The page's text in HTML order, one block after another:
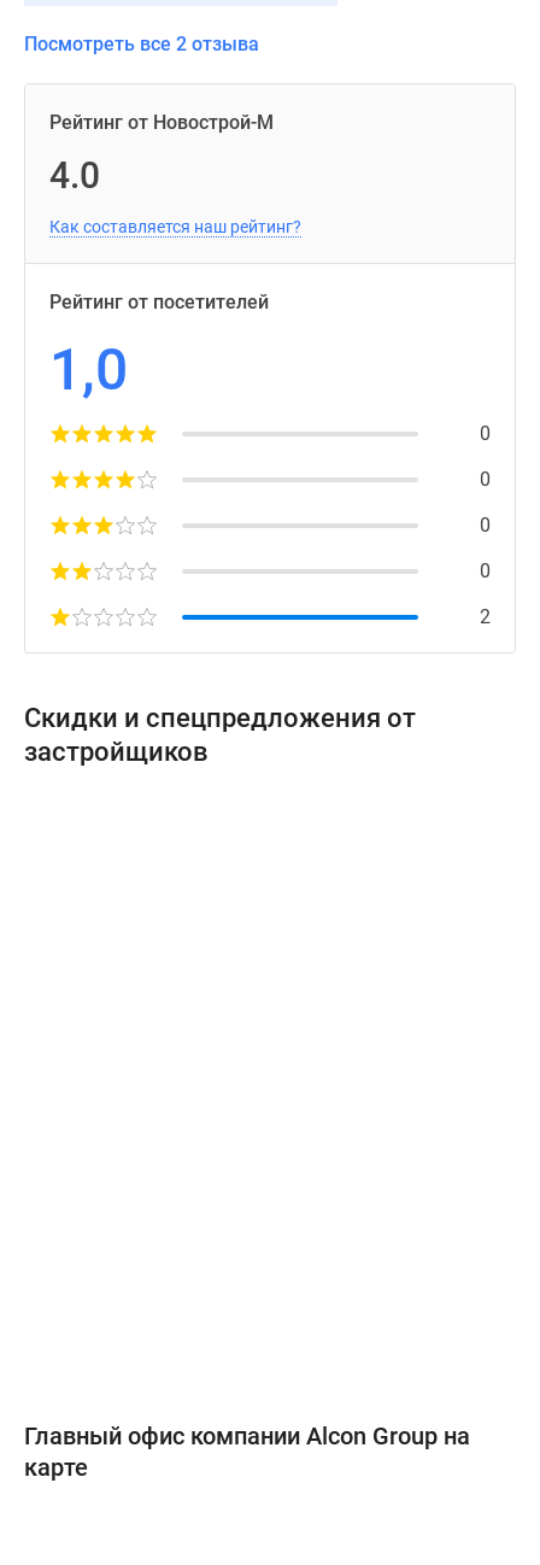
Посмотреть все 2 отзыва
Рейтинг от Новострой-М
4.0
Как составляется наш рейтинг?
Рейтинг от посетителей
1,0
0
0
0
0
2
Скидки и спецпредложения от
застройщиков
Главный офис компании Alcon Group на
карте